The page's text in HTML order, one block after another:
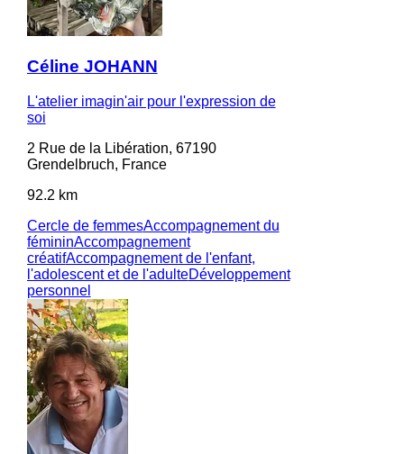
Céline JOHANN
L'atelier imagin'air pour l'expression de
soi
2 Rue de la Libération, 67190
Grendelbruch, France
92.2 km
Cercle de femmesAccompagnement du
fémininAccompagnement
créatifAccompagnement de l'enfant,
l'adolescent et de l'adulteDéveloppement
personnel